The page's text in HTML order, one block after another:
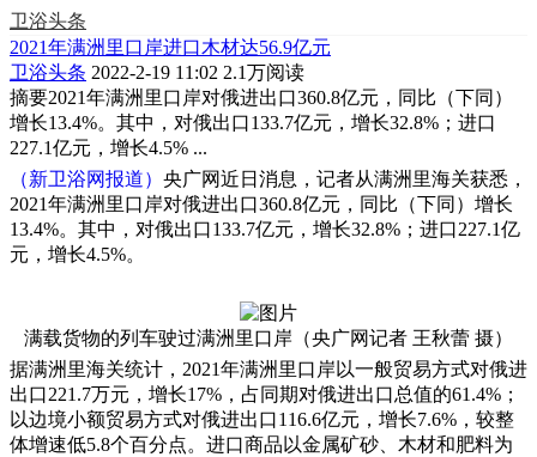
卫浴头条
2021年满洲里口岸进口木材达56.9亿元
卫浴头条 2022-2-19 11:02 2.1万阅读
摘要2021年满洲里口岸对俄进出口360.8亿元，同比（下同）
增长13.4%。其中，对俄出口133.7亿元，增长32.8%；进口
227.1亿元，增长4.5% ...
（新卫浴网报道） 央广网近日消息，记者从满洲里海关获悉，
2021年满洲里口岸对俄进出口360.8亿元，同比（下同）增长
13.4%。其中，对俄出口133.7亿元，增长32.8%；进口227.1亿
元，增长4.5%。
满载货物的列车驶过满洲里口岸（央广网记者 王秋蕾 摄）
据满洲里海关统计，2021年满洲里口岸以一般贸易方式对俄进
出口221.7万元，增长17%，占同期对俄进出口总值的61.4%；
以边境小额贸易方式对俄进出口116.6亿元，增长7.6%，较整
体增速低5.8个百分点。进口商品以金属矿砂、木材和肥料为